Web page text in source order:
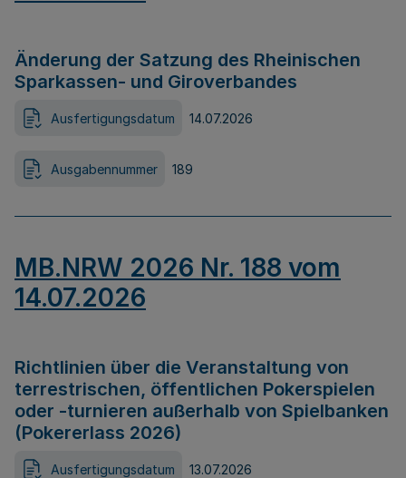
Änderung der Satzung des Rheinischen
Sparkassen- und Giroverbandes
Ausfertigungsdatum 14.07.2026
Ausgabennummer 189
MB.NRW 2026 Nr. 188 vom
14.07.2026
Richtlinien über die Veranstaltung von
terrestrischen, öffentlichen Pokerspielen
oder -turnieren außerhalb von Spielbanken
(Pokererlass 2026)
Ausfertigungsdatum 13.07.2026